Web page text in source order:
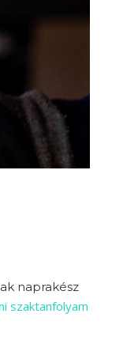
naprakész
szaktanfolyam